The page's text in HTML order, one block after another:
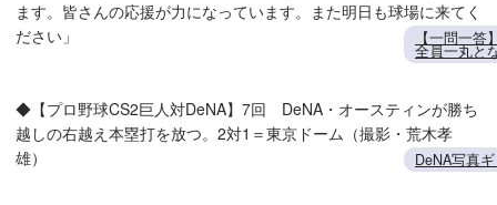
ます。皆さんの応援が力になっています。また明日も球場に来てく
ださい」
【一問一
全員一丸と
◆【プロ野球CS2巨人対DeNA】7回 DeNA・オースティンが勝ち
越しの右越え本塁打を放つ。2対1＝東京ドーム（撮影・荒木孝
雄）
DeNA写真